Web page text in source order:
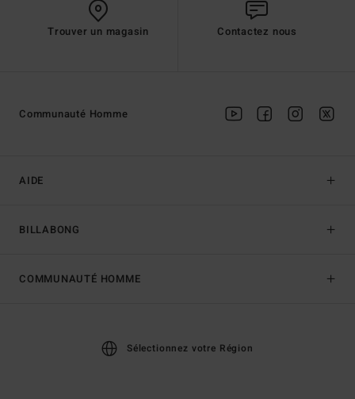
Trouver un magasin Contactez nous
AIDE
BILLABONG
Communauté Homme
COMMUNAUTÉ HOMME
Sélectionnez votre Région